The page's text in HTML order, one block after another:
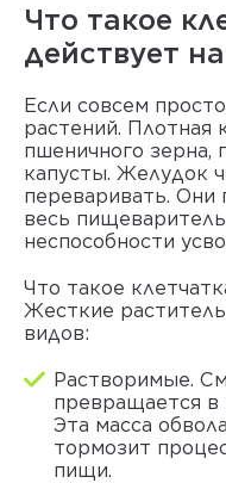
Что такое
действует
Если совсем
растений. Плотная
пшеничного зерна,
капусты. Желудок
переваривать. Они
весь
неспособности
Что такое
Жесткие
видов:
Растворимые.
превращается в
Эта масса
тормозит
пищи.